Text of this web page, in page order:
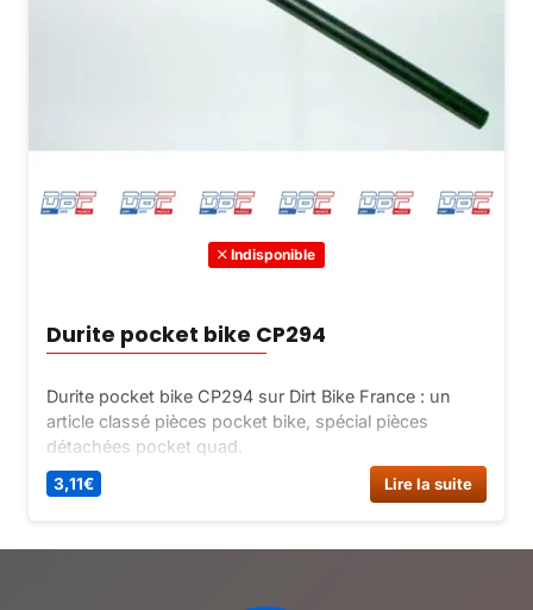
Indisponible
Durite pocket bike CP294
Durite pocket bike CP294 sur Dirt Bike France : un
article classé pièces pocket bike, spécial pièces
détachées pocket quad.
3,11€ Lire la suite